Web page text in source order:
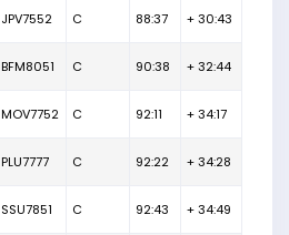
JPV7552 C 88:37 + 30:43
BFM8051 C 90:38 + 32:44
MOV7752 C 92:11 + 34:17
PLU7777 C 92:22 + 34:28
SSU7851 C 92:43 + 34:49